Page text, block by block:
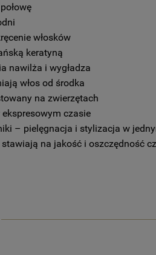
włosków
keratyną
nawilża i wygładza
włos od środka
na zwierzętach
czasie
– pielęgnacja i stylizacja w
stawiają na jakość i oszczędność